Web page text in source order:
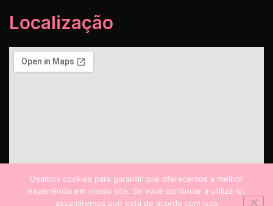
Localização
Usamos cookies para garantir que oferecemos a melhor
experiência em nosso site. Se você continuar a utilizá-lo,
assumiremos que está de acordo com isso